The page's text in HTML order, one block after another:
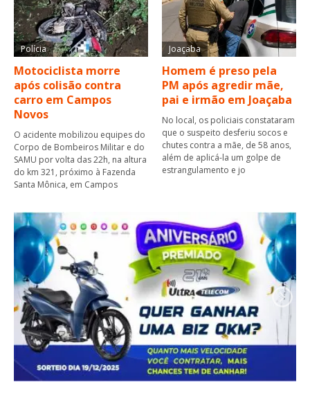
Polícia
Motociclista morre
após colisão contra
carro em Campos
Novos
O acidente mobilizou equipes do
Corpo de Bombeiros Militar e do
SAMU por volta das 22h, na altura
do km 321, próximo à Fazenda
Santa Mônica, em Campos
Joaçaba
Homem é preso pela
PM após agredir mãe,
pai e irmão em Joaçaba
No local, os policiais constataram
que o suspeito desferiu socos e
chutes contra a mãe, de 58 anos,
além de aplicá-la um golpe de
estrangulamento e jo